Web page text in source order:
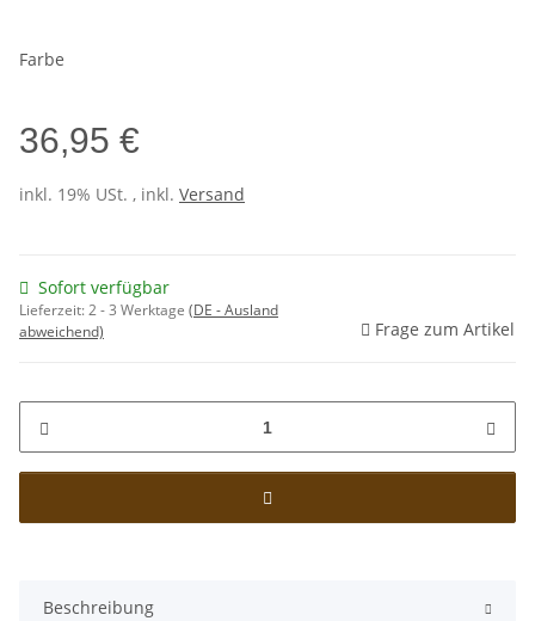
Farbe
36,95 €
inkl. 19% USt. , inkl. Versand
Sofort verfügbar
Lieferzeit:2 - 3 Werktage (DE - Ausland
abweichend)
Frage zum Artikel
Beschreibung